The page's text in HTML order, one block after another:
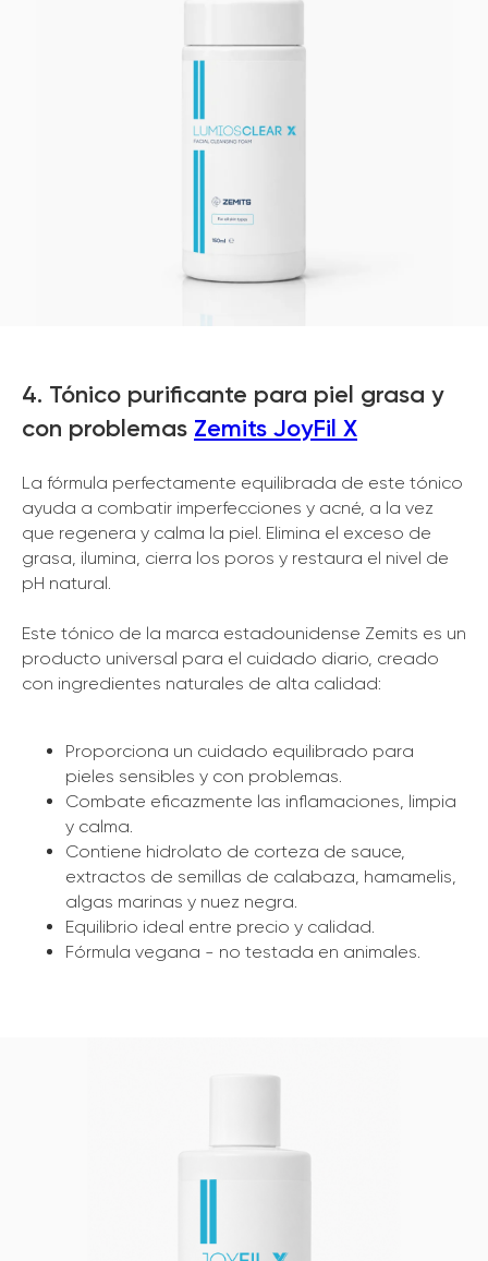
4. Tónico purificante para piel grasa y
con problemas Zemits JoyFil X
La fórmula perfectamente equilibrada de este tónico
ayuda a combatir imperfecciones y acné, a la vez
que regenera y calma la piel. Elimina el exceso de
grasa, ilumina, cierra los poros y restaura el nivel de
pH natural.
Este tónico de la marca estadounidense Zemits es un
producto universal para el cuidado diario, creado
con ingredientes naturales de alta calidad:
Proporciona un cuidado equilibrado para
pieles sensibles y con problemas.
Combate eficazmente las inflamaciones, limpia
y calma.
Contiene hidrolato de corteza de sauce,
extractos de semillas de calabaza, hamamelis,
algas marinas y nuez negra.
Equilibrio ideal entre precio y calidad.
Fórmula vegana - no testada en animales.